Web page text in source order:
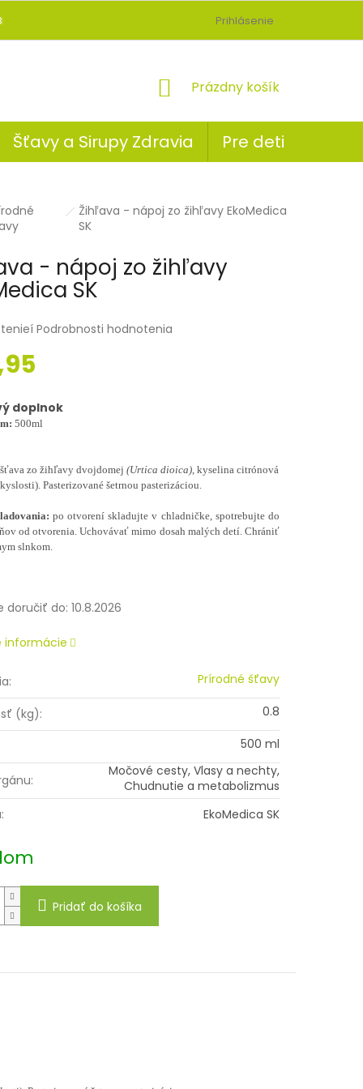
Prihlásenie
NÁKUPNÝ
Prázdny košík
Šťavy a Sirupy Zdravia Pre deti
Žihľava - nápoj zo žihľavy EkoMedica
SK
- nápoj zo žihľavy
SK
Podrobnosti hodnotenia
doručiť do: 10.8.2026
Pridať do košíka
doplnok
500ml
šťava zo žihľavy dvojdomej (Urtica dioica), kyselina citrónová
Pasterizované šetrnou pasterizáciou.
po otvorení skladujte v chladničke, spotrebujte do
od otvorenia. Uchovávať mimo dosah malých detí. Chrániť
slnkom.
informácie
: Prírodné šťavy
(kg):
0.8
500 ml
:
Močové cesty, Vlasy a nechty,
Chudnutie a metabolizmus
: EkoMedica SK